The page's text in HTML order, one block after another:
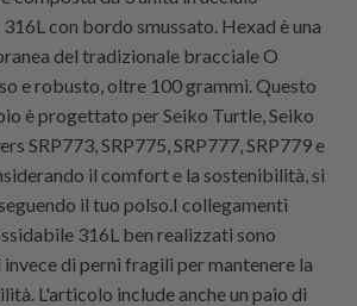
con bordo smussato. Hexad è una
del tradizionale bracciale O
e robusto, oltre 100 grammi. Questo
è progettato per Seiko Turtle, Seiko
SRP773, SRP775, SRP777, SRP779 e
il comfort e la sostenibilità, si
il tuo polso.I collegamenti
316L ben realizzati sono
di perni fragili per mantenere la
L'articolo include anche un paio di